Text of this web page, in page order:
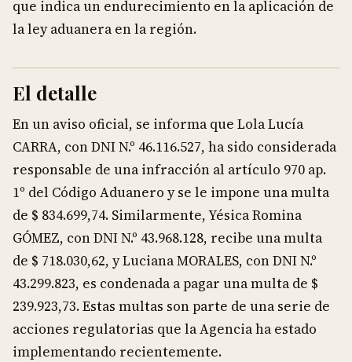
que indica un endurecimiento en la aplicación de
la ley aduanera en la región.
El detalle
En un aviso oficial, se informa que Lola Lucía
CARRA, con DNI N.º 46.116.527, ha sido considerada
responsable de una infracción al artículo 970 ap.
1º del Código Aduanero y se le impone una multa
de $ 834.699,74. Similarmente, Yésica Romina
GÓMEZ, con DNI N.º 43.968.128, recibe una multa
de $ 718.030,62, y Luciana MORALES, con DNI N.º
43.299.823, es condenada a pagar una multa de $
239.923,73. Estas multas son parte de una serie de
acciones regulatorias que la Agencia ha estado
implementando recientemente.